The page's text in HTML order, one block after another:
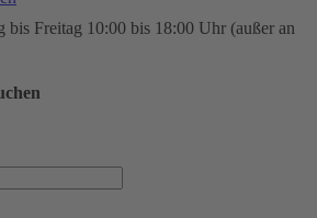
bis Freitag 10:00 bis 18:00 Uhr (außer an